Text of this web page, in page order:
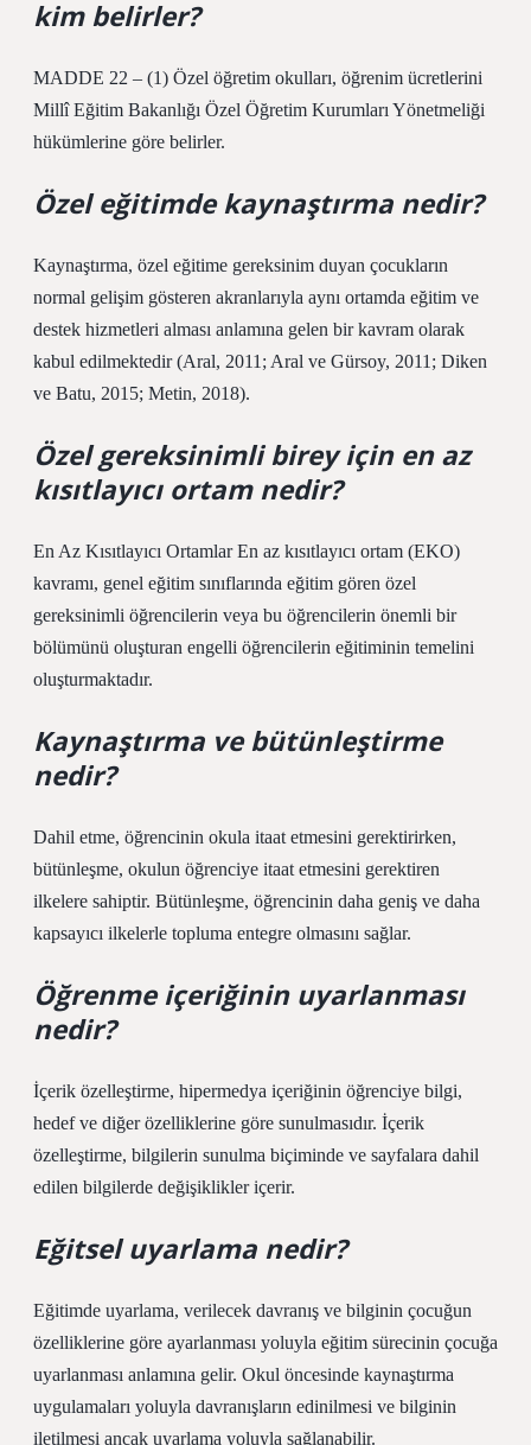
kim belirler?
MADDE 22 – (1) Özel öğretim okulları, öğrenim ücretlerini
Millî Eğitim Bakanlığı Özel Öğretim Kurumları Yönetmeliği
hükümlerine göre belirler.
Özel eğitimde kaynaştırma nedir?
Kaynaştırma, özel eğitime gereksinim duyan çocukların
normal gelişim gösteren akranlarıyla aynı ortamda eğitim ve
destek hizmetleri alması anlamına gelen bir kavram olarak
kabul edilmektedir (Aral, 2011; Aral ve Gürsoy, 2011; Diken
ve Batu, 2015; Metin, 2018).
Özel gereksinimli birey için en az
kısıtlayıcı ortam nedir?
En Az Kısıtlayıcı Ortamlar En az kısıtlayıcı ortam (EKO)
kavramı, genel eğitim sınıflarında eğitim gören özel
gereksinimli öğrencilerin veya bu öğrencilerin önemli bir
bölümünü oluşturan engelli öğrencilerin eğitiminin temelini
oluşturmaktadır.
Kaynaştırma ve bütünleştirme
nedir?
Dahil etme, öğrencinin okula itaat etmesini gerektirirken,
bütünleşme, okulun öğrenciye itaat etmesini gerektiren
ilkelere sahiptir. Bütünleşme, öğrencinin daha geniş ve daha
kapsayıcı ilkelerle topluma entegre olmasını sağlar.
Öğrenme içeriğinin uyarlanması
nedir?
İçerik özelleştirme, hipermedya içeriğinin öğrenciye bilgi,
hedef ve diğer özelliklerine göre sunulmasıdır. İçerik
özelleştirme, bilgilerin sunulma biçiminde ve sayfalara dahil
edilen bilgilerde değişiklikler içerir.
Eğitsel uyarlama nedir?
Eğitimde uyarlama, verilecek davranış ve bilginin çocuğun
özelliklerine göre ayarlanması yoluyla eğitim sürecinin çocuğa
uyarlanması anlamına gelir. Okul öncesinde kaynaştırma
uygulamaları yoluyla davranışların edinilmesi ve bilginin
iletilmesi ancak uyarlama yoluyla sağlanabilir.